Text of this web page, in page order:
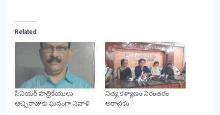
Related
సీనియర్ పాత్రికేయులు
అచ్చిరాజుకు ఘనంగా నివాళి
నిత్య కళ్యాణం నిరంతరం
అరాచకం